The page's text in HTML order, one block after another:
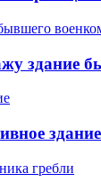
здание
здание